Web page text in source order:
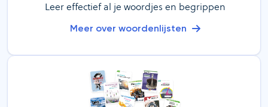
Leer effectief al je woordjes en begrippen
Meer over woordenlijsten